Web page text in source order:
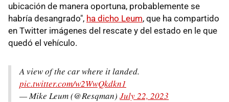
ubicación de manera oportuna, probablemente se
habría desangrado", ha dicho Leum, que ha compartido
en Twitter imágenes del rescate y del estado en le que
quedó el vehículo.
A view of the car where it landed.
pic.twitter.com/w2WwQkdkn1
— Mike Leum (@Resqman) July 22, 2023